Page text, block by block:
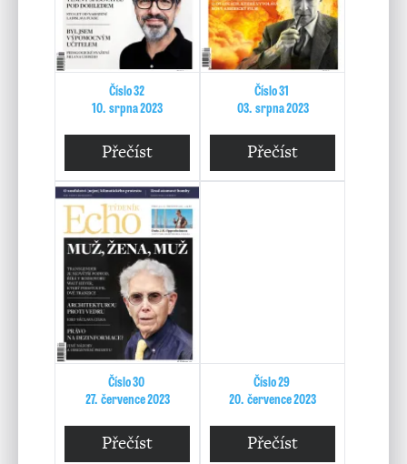
Číslo 32
10. srpna 2023
Přečíst
Číslo 31
03. srpna 2023
Přečíst
Číslo 30
27. července 2023
Přečíst
Číslo 29
20. července 2023
Přečíst